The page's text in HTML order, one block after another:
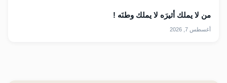
من لا يملك أثيرَه لا يملك وطنَه !
أغسطس 7, 2026